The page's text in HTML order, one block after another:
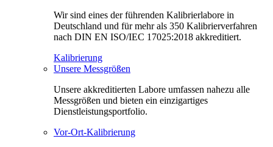
Wir sind eines der führenden Kalibrierlabore in
Deutschland und für mehr als 350 Kalibrierverfahren
nach DIN EN ISO/IEC 17025:2018 akkreditiert.
Kalibrierung
Unsere Messgrößen
Unsere akkreditierten Labore umfassen nahezu alle
Messgrößen und bieten ein einzigartiges
Dienstleistungsportfolio.
Vor-Ort-Kalibrierung